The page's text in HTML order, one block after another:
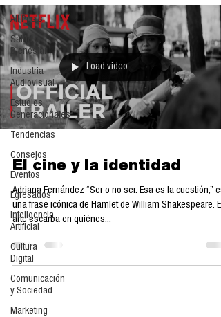
All Posts
Salud y
Bienestar
Industria
Audiovisual
Estudios
Generacionales
Tendencias
Consejos
Eventos
Egresados
Inteligencia
Artificial
Cultura
Digital
Comunicación
y Sociedad
Marketing
Load video
El cine y la identidad
Adriana Fernández “Ser o no ser. Esa es la cuestión,” es
una frase icónica de Hamlet de William Shakespeare. El
arte escarba en quiénes...